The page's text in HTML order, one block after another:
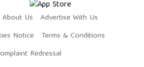
About Us
Advertise With Us
Notice
Terms & Conditions
Redressal